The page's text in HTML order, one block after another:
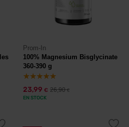
Prom-In
100% Magnesium Bisglycinate
360-390 g
23,99 € 26,90€
EN STOCK